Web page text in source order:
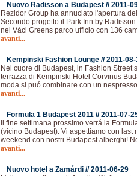
Nuovo Radisson a Budapest //2011-
Rezidor Group ha annuciato l'apertura
Secondo progetto il Park Inn by
nel Váci Greens parco ufficio con 136
avanti...
Kempinski Fashion Lounge //2011-
Nel cuore di Budapest, in Fashion Street
terrazza di Kempinski Hotel Corvinus
moda si puó combinare con un
avanti...
Formula 1 Budapest 2011 //2011-07-
Il fine settimana prossimo verrá la
(vicino Budapest). Vi aspettiamo con last
weekend con nostri Budapest alberghi!
avanti...
Nuovo hotel a Zamárdi //2011-06-29